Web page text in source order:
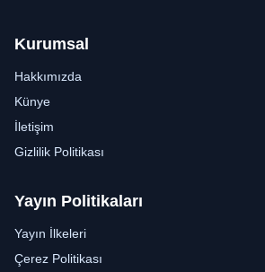
Kurumsal
Hakkımızda
Künye
İletişim
Gizlilik Politikası
Yayın Politikaları
Yayın İlkeleri
Çerez Politikası